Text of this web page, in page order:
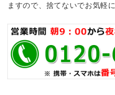
ますので、捨てないでお気軽に